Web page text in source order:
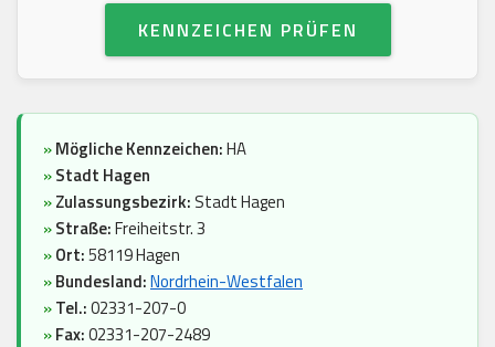
KENNZEICHEN PRÜFEN
»Mögliche Kennzeichen:HA
»Stadt Hagen
»Zulassungsbezirk: Stadt Hagen
»Straße:Freiheitstr. 3
»Ort:58119 Hagen
»Bundesland:Nordrhein-Westfalen
»Tel.:02331-207-0
»Fax:02331-207-2489